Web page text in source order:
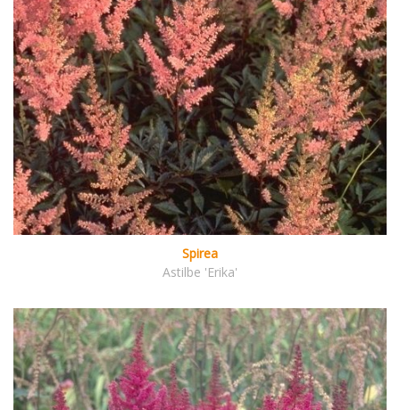
Spirea
Astilbe 'Erika'